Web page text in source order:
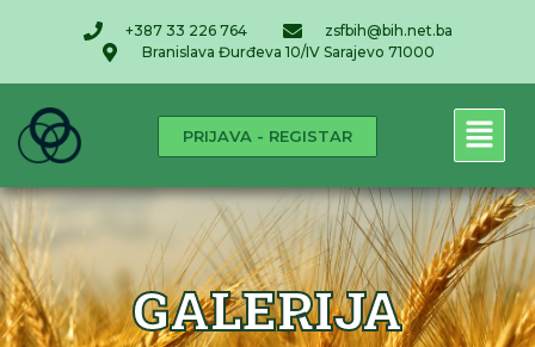
+387 33 226 764
zsfbih@bih.net.ba
Branislava Đurđeva 10/IV Sarajevo 71000
PRIJAVA - REGISTAR
GALERIJA